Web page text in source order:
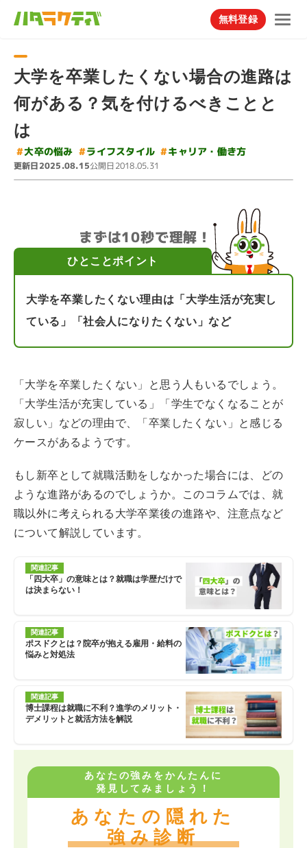
無料登録
大学を卒業したくない場合の進路は
何がある？気を付けるべきことと
は
#大卒の悩み #ライフスタイル #キャリア・働き方
更新日2025.08.15公開日2018.05.31
まずは10秒で理解！
ひとことポイント
大学を卒業したくない理由は「大学生活が充実し
ている」「社会人になりたくない」など
「大学を卒業したくない」と思う人もいるでしょう。
「大学生活が充実している」「学生でなくなることが
寂しい」などの理由で、「卒業したくない」と感じる
ケースがあるようです。
もし新卒として就職活動をしなかった場合には、どの
ような進路があるのでしょうか。このコラムでは、就
職以外に考えられる大学卒業後の進路や、注意点など
について解説しています。
関連記事
「四大卒」の意味とは？就職は学歴だけで
は決まらない！
関連記事
ポスドクとは？院卒が抱える雇用・給料の
悩みと対処法
関連記事
博士課程は就職に不利？進学のメリット・
デメリットと就活方法を解説
あなたの強みをかんたんに
発見してみましょう！
あなたの隠れた
強み診断